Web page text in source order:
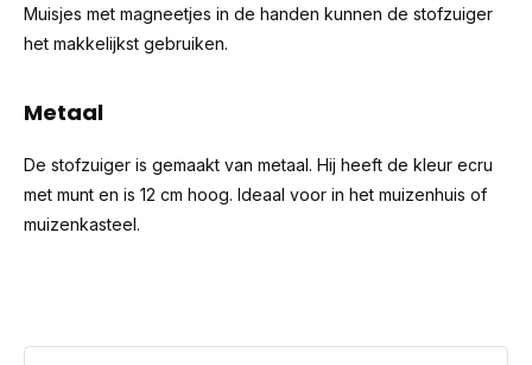
Muisjes met magneetjes in de handen kunnen de stofzuiger
het makkelijkst gebruiken.
Metaal
De stofzuiger is gemaakt van metaal. Hij heeft de kleur ecru
met munt en is 12 cm hoog. Ideaal voor in het muizenhuis of
muizenkasteel.